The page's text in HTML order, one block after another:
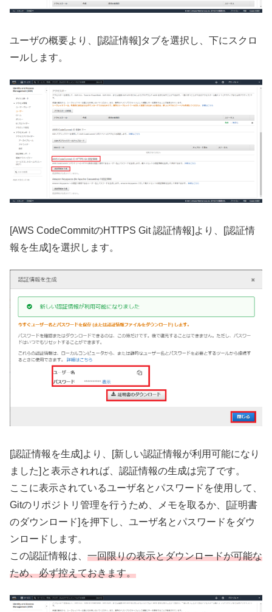
ユーザの概要より、[認証情報]タブを選択し、下にスクロ
ールします。
[AWS CodeCommitのHTTPS Git 認証情報]より、[認証情
報を生成]を選択します。
[認証情報を生成]より、[新しい認証情報が利用可能になり
ました]と表示されれば、認証情報の生成は完了です。
ここに表示されているユーザ名とパスワードを使用して、
Gitのリポジトリ管理を行うため、メモを取るか、[証明書
のダウンロード]を押下し、ユーザ名とパスワードをダウ
ンロードします。
この認証情報は、 一回限りの表示とダウンロードが可能な
ため、必ず控えておきます。